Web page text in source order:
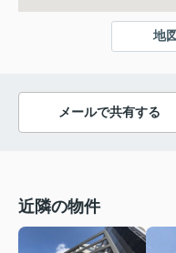
地
メールで共有する
近隣の物件